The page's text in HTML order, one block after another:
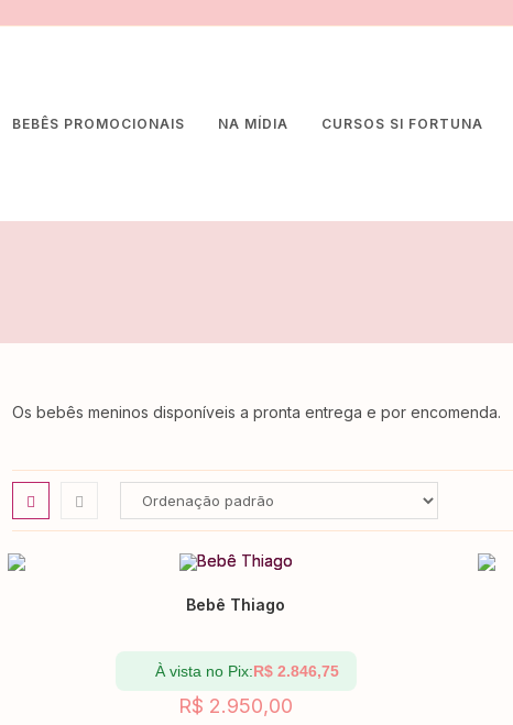
BEBÊS PROMOCIONAIS NA MÍDIA CURSOS SI FORTUNA
Os bebês meninos disponíveis a pronta entrega e por encomenda.
Bebê Thiago
À vista no Pix:R$2.846,75
R$ 2.950,00